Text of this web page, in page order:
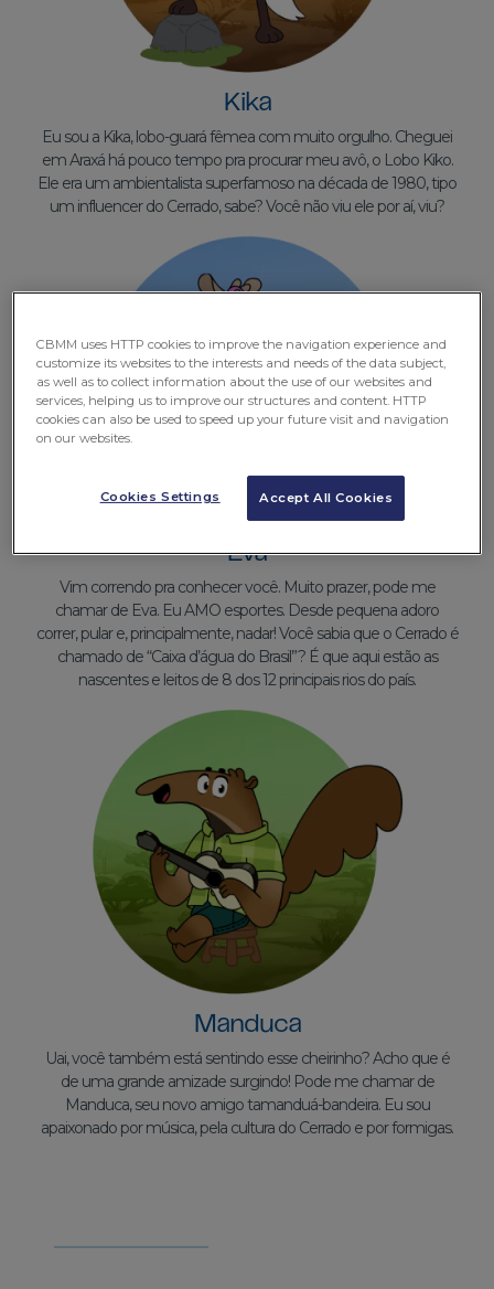
Kika
Eu sou a Kika, lobo-guará fêmea com muito orgulho. Cheguei
em Araxá há pouco tempo pra procurar meu avô, o Lobo Kiko.
Ele era um ambientalista superfamoso na década de 1980, tipo
um influencer do Cerrado, sabe? Você não viu ele por aí, viu?
Eva
Vim correndo pra conhecer você. Muito prazer, pode me
chamar de Eva. Eu AMO esportes. Desde pequena adoro
correr, pular e, principalmente, nadar! Você sabia que o Cerrado é
chamado de “Caixa d’água do Brasil”? É que aqui estão as
nascentes e leitos de 8 dos 12 principais rios do país.
Manduca
Uai, você também está sentindo esse cheirinho? Acho que é
de uma grande amizade surgindo! Pode me chamar de
Manduca, seu novo amigo tamanduá-bandeira. Eu sou
apaixonado por música, pela cultura do Cerrado e por formigas.
CBMM uses HTTP cookies to improve the navigation experience and
customize its websites to the interests and needs of the data subject,
as well as to collect information about the use of our websites and
services, helping us to improve our structures and content. HTTP
cookies can also be used to speed up your future visit and navigation
on our websites.
Accept All Cookies
Cookies Settings